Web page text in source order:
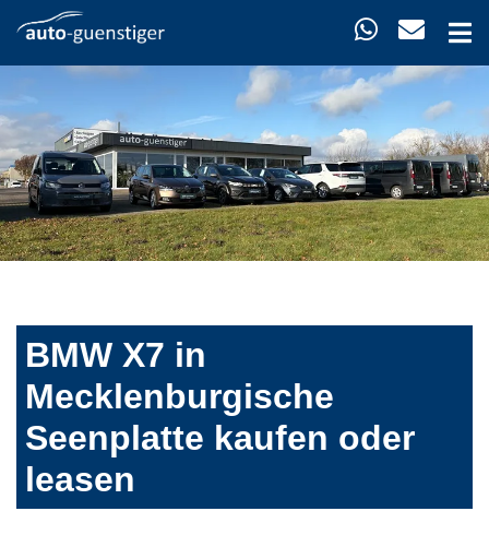
BMW X7 in
Mecklenburgische
Seenplatte kaufen oder
leasen